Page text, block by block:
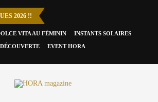
2026 !!
VITA AU FÉMININ INSTANTS SOLAIRES
DÉCOUVERTE EVENT HORA